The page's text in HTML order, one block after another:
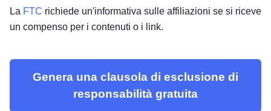
La FTC richiede un'informativa sulle affiliazioni se si riceve
un compenso per i contenuti o i link.
Genera una clausola di esclusione di
responsabilità gratuita